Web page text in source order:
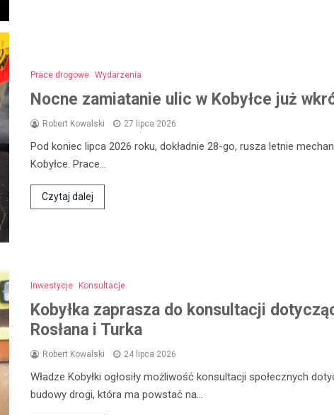
Prace drogowe Wydarzenia
Nocne zamiatanie ulic w Kobyłce już
Robert Kowalski 27 lipca 2026
Pod koniec lipca 2026 roku, dokładnie 28-go, rusza letnie
Kobyłce. Prace…
Czytaj dalej
Inwestycje Konsultacje
Kobyłka zaprasza do konsultacji
Rosłana i Turka
Robert Kowalski 24 lipca 2026
Władze Kobyłki ogłosiły możliwość konsultacji społecznych
budowy drogi, która ma powstać na…